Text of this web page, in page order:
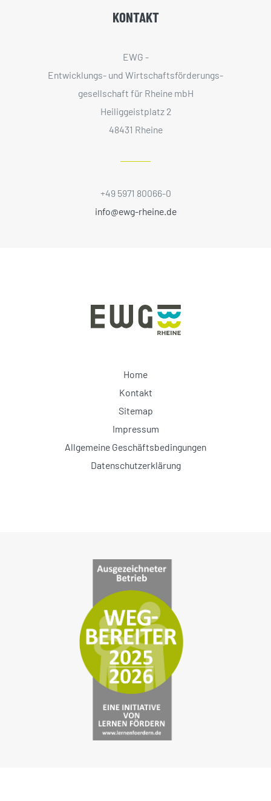
KONTAKT
EWG -
Entwicklungs- und Wirtschaftsförderungs­
gesellschaft für Rheine mbH
Heiliggeistplatz 2
48431 Rheine
+49 5971 80066-0
info@ewg-rheine.de
Home
Kontakt
Sitemap
Impressum
Allgemeine Geschäftsbedingungen
Datenschutzerklärung